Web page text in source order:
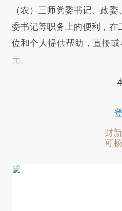
（农）三师党委书记、政
委书记等职务上的便利，
位和个人提供帮助，直接
元。
财
可